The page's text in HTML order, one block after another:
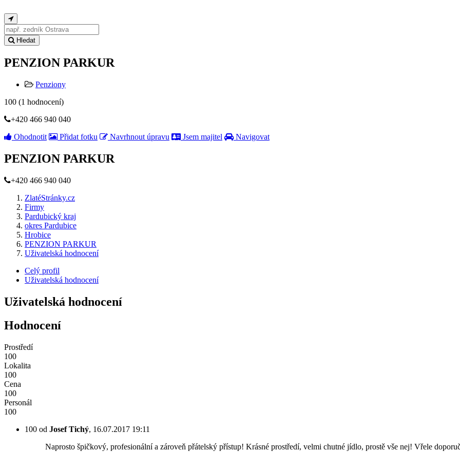
Hledat
PENZION PARKUR
Penziony
100 (1 hodnocení)
+420 466 940 040
Ohodnotit
Přidat fotku Navrhnout úpravu Jsem majitel Navigovat
PENZION PARKUR
+420 466 940 040
ZlatéStránky.cz
Firmy
Pardubický kraj
okres Pardubice
Hrobice
PENZION PARKUR
Uživatelská hodnocení
Celý profil
Uživatelská hodnocení
Uživatelská hodnocení
Hodnocení
Prostředí
100
Lokalita
100
Cena
100
Personál
100
100 od Josef Tichý, 16.07.2017 19:11
Naprosto špičkový, profesionální a zároveň přátelský přístup! Krásné prostředí, velmi chutné jídlo, prostě vše nej! Vřele